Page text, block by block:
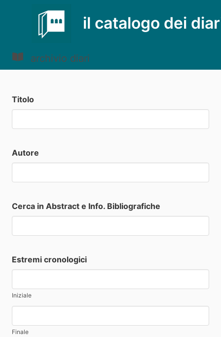
il catalogo dei
archivio diari
Titolo
Autore
Cerca in Abstract e Info. Bibliografiche
Estremi cronologici
Iniziale
Finale